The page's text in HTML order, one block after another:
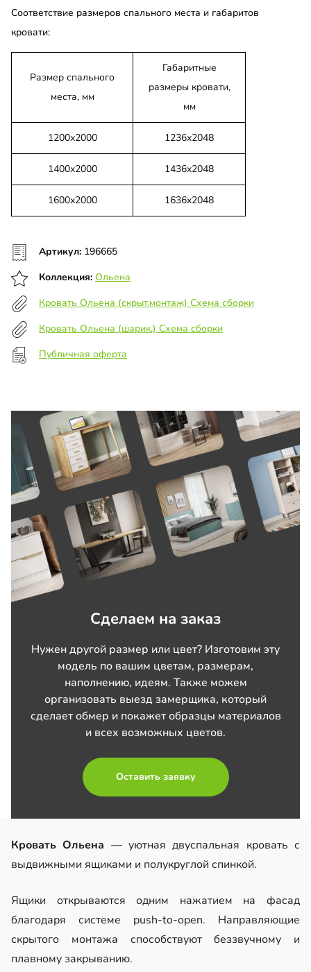
Соответствие размеров спального места и габаритов
кровати:
Размер спального
места, мм
Габаритные
размеры кровати,
мм
1200х2000 1236х2048
1400х2000 1436х2048
1600х2000 1636х2048
Артикул: 196665
Коллекция: Ольена
Кровать Ольена (скрыт.монтаж) Схема сборки
Кровать Ольена (шарик.) Схема сборки
Публичная оферта
Сделаем на заказ
Нужен другой размер или цвет? Изготовим эту
модель по вашим цветам, размерам,
наполнению, идеям. Также можем
организовать выезд замерщика, который
сделает обмер и покажет образцы материалов
и всех возможных цветов.
Оставить заявку
Кровать Ольена — уютная двуспальная кровать с
выдвижными ящиками и полукруглой спинкой.
Ящики открываются одним нажатием на фасад
благодаря системе push-to-open. Направляющие
скрытого монтажа способствуют беззвучному и
плавному закрыванию.